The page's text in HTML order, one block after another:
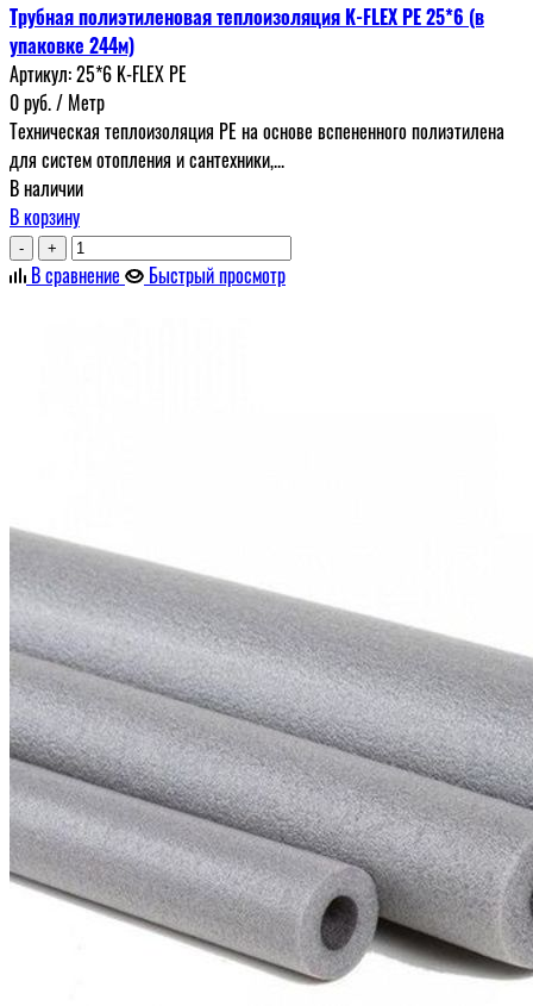
Трубная полиэтиленовая теплоизоляция K-FLEX PE 25*6 (в
упаковке 244м)
Артикул:25*6 K-FLEX PE
0руб./ Метр
Техническая теплоизоляция PE на основе вспененного полиэтилена
для систем отопления и сантехники,...
В наличии
В корзину
- +
В сравнение Быстрый просмотр